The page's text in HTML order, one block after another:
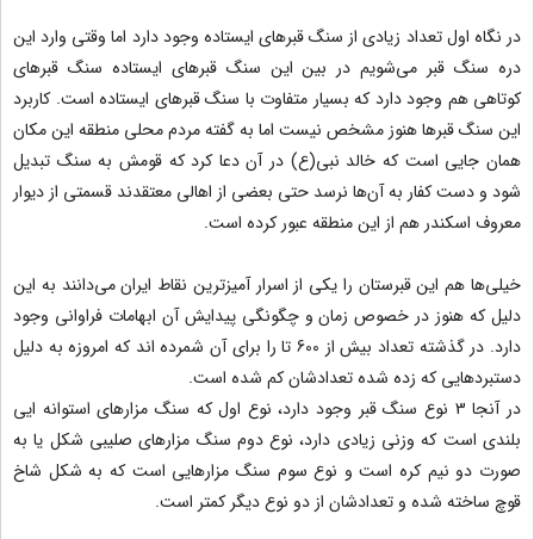
در نگاه اول تعداد زیادی از سنگ قبرهای ایستاده وجود دارد اما وقتی وارد این
دره سنگ قبر می‌شویم در بین این سنگ قبرهای ایستاده سنگ قبرهای
کوتاهی هم وجود دارد که بسیار متفاوت با سنگ قبرهای ایستاده است. کاربرد
این سنگ قبرها هنوز مشخص نیست اما به گفته مردم محلی منطقه این مکان
همان جایی است که خالد نبی(ع) در آن دعا کرد که قومش به سنگ تبدیل
شود و دست کفار به آن‌ها نرسد حتی بعضی از اهالی معتقدند قسمتی از دیوار
معروف اسکندر هم از این منطقه عبور کرده است.
خیلی‌ها هم این قبرستان را یکی از اسرار آمیزترین نقاط ایران می‌دانند به این
دلیل که هنوز در خصوص زمان و چگونگی پیدایش آن ابهامات فراوانی وجود
دارد. در گذشته تعداد بیش از 600 تا را برای آن شمرده اند که امروزه به دلیل
دستبردهایی که زده شده تعدادشان کم شده است.
در آنجا 3 نوع سنگ قبر وجود دارد، نوع اول که سنگ مزارهای استوانه ایی
بلندی است که وزنی زیادی دارد، نوع دوم سنگ مزارهای صلیبی شکل یا به
صورت دو نیم کره است و نوع سوم سنگ مزارهایی است که به شکل شاخ
قوچ ساخته شده و تعدادشان از دو نوع دیگر کمتر است.